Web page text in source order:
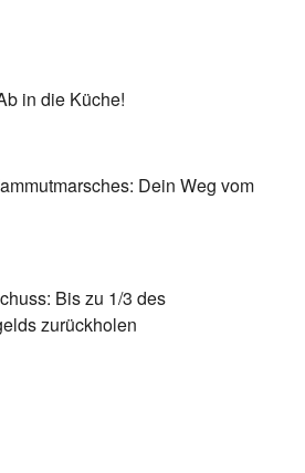
in die Küche!
Dein Weg vom
Bis zu 1/3 des
zurückholen